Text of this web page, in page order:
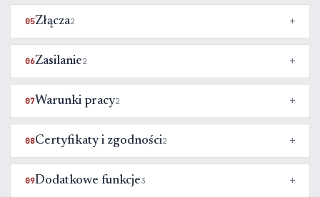
05Złącza2
06Zasilanie2
07Warunki pracy2
08Certyfikaty i zgodności2
09Dodatkowe funkcje3